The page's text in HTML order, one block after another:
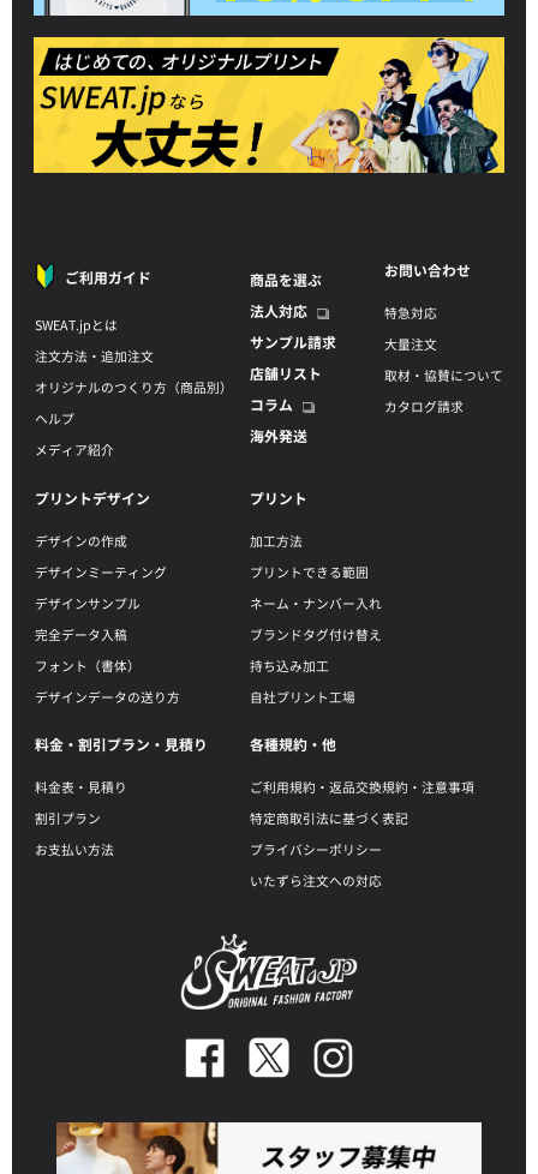
ご利用ガイド
SWEAT.jpとは
注文方法・追加注文
オリジナルのつくり方（商品別）
ヘルプ
メディア紹介
商品を選ぶ
法人対応
サンプル請求
店舗リスト
コラム
海外発送
お問い合わせ
特急対応
大量注文
取材・協賛について
カタログ請求
プリントデザイン
デザインの作成
デザインミーティング
デザインサンプル
完全データ入稿
フォント（書体）
デザインデータの送り方
プリント
加工方法
プリントできる範囲
ネーム・ナンバー入れ
ブランドタグ付け替え
持ち込み加工
自社プリント工場
料金・割引プラン・見積り
料金表・見積り
割引プラン
お支払い方法
各種規約・他
ご利用規約・返品交換規約・注意事項
特定商取引法に基づく表記
プライバシーポリシー
いたずら注文への対応